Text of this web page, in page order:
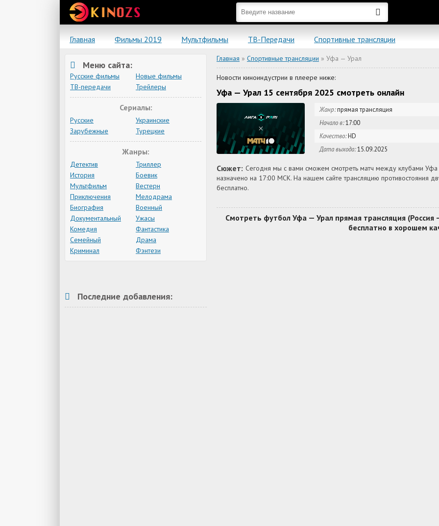
Главная Фильмы 2019 Мультфильмы ТВ-Передачи Спортивные трансляции
Главная » Спортивные трансляции » Уфа — Урал
Новости киноиндустрии в плеере ниже:
Уфа — Урал 15 сентября 2025 смотреть онлайн
Жанр:прямая трансляция
Начало в:17:00
Качество:HD
Дата выхода:15.09.2025
Сюжет: Сегодня мы с вами сможем смотреть матч между клубами Уфа
назначено на 17:00 МСК. На нашем сайте трансляцию противостояния
бесплатно.
Смотреть футбол Уфа — Урал прямая трансляция (Россия
бесплатно в хорошем
Меню сайта:
Русские фильмы
Новые фильмы
ТВ-передачи
Трейлеры
Сериалы:
Русские
Украинские
Зарубежные
Турецкие
Жанры:
Детектив
Триллер
История
Боевик
Мультфильм
Вестерн
Приключения
Мелодрама
Биография
Военный
Документальный
Ужасы
Комедия
Фантастика
Семейный
Драма
Криминал
Фэнтези
Последние добавления: